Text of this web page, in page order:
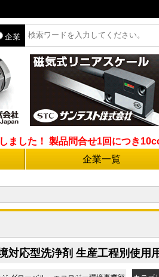
企業
した！ 製品問合せ1回につき
企業一覧
対応型洗浄剤 生産工程別使用